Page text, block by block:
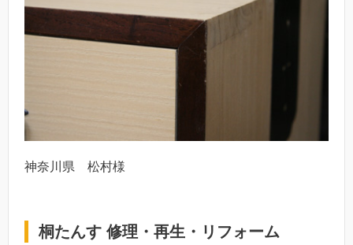
神奈川県 松村様
桐たんす 修理・再生・リフォーム